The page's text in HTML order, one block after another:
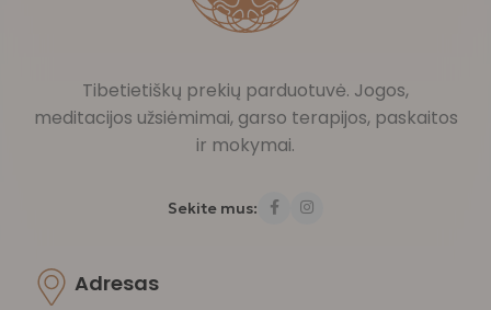
Tibetietiškų prekių parduotuvė. Jogos,
meditacijos užsiėmimai, garso terapijos, paskaitos
ir mokymai.
Sekite mus:
Adresas